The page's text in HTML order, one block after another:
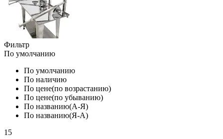
Фильтр
По умолчанию
По умолчанию
По наличию
По цене(по возрастанию)
По цене(по убыванию)
По названию(А-Я)
По названию(Я-А)
15